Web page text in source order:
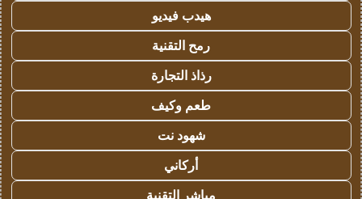
هيدب فيديو
رمح التقنية
رذاذ التجارة
طعم وكيف
شهود نت
أركاني
مباشر التقنية